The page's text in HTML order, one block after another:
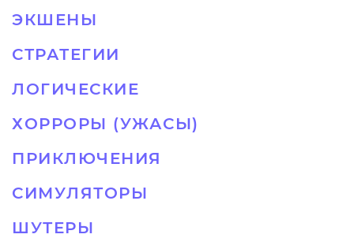
ЭКШЕНЫ
СТРАТЕГИИ
ЛОГИЧЕСКИЕ
ХОРРОРЫ (УЖАСЫ)
ПРИКЛЮЧЕНИЯ
СИМУЛЯТОРЫ
ШУТЕРЫ